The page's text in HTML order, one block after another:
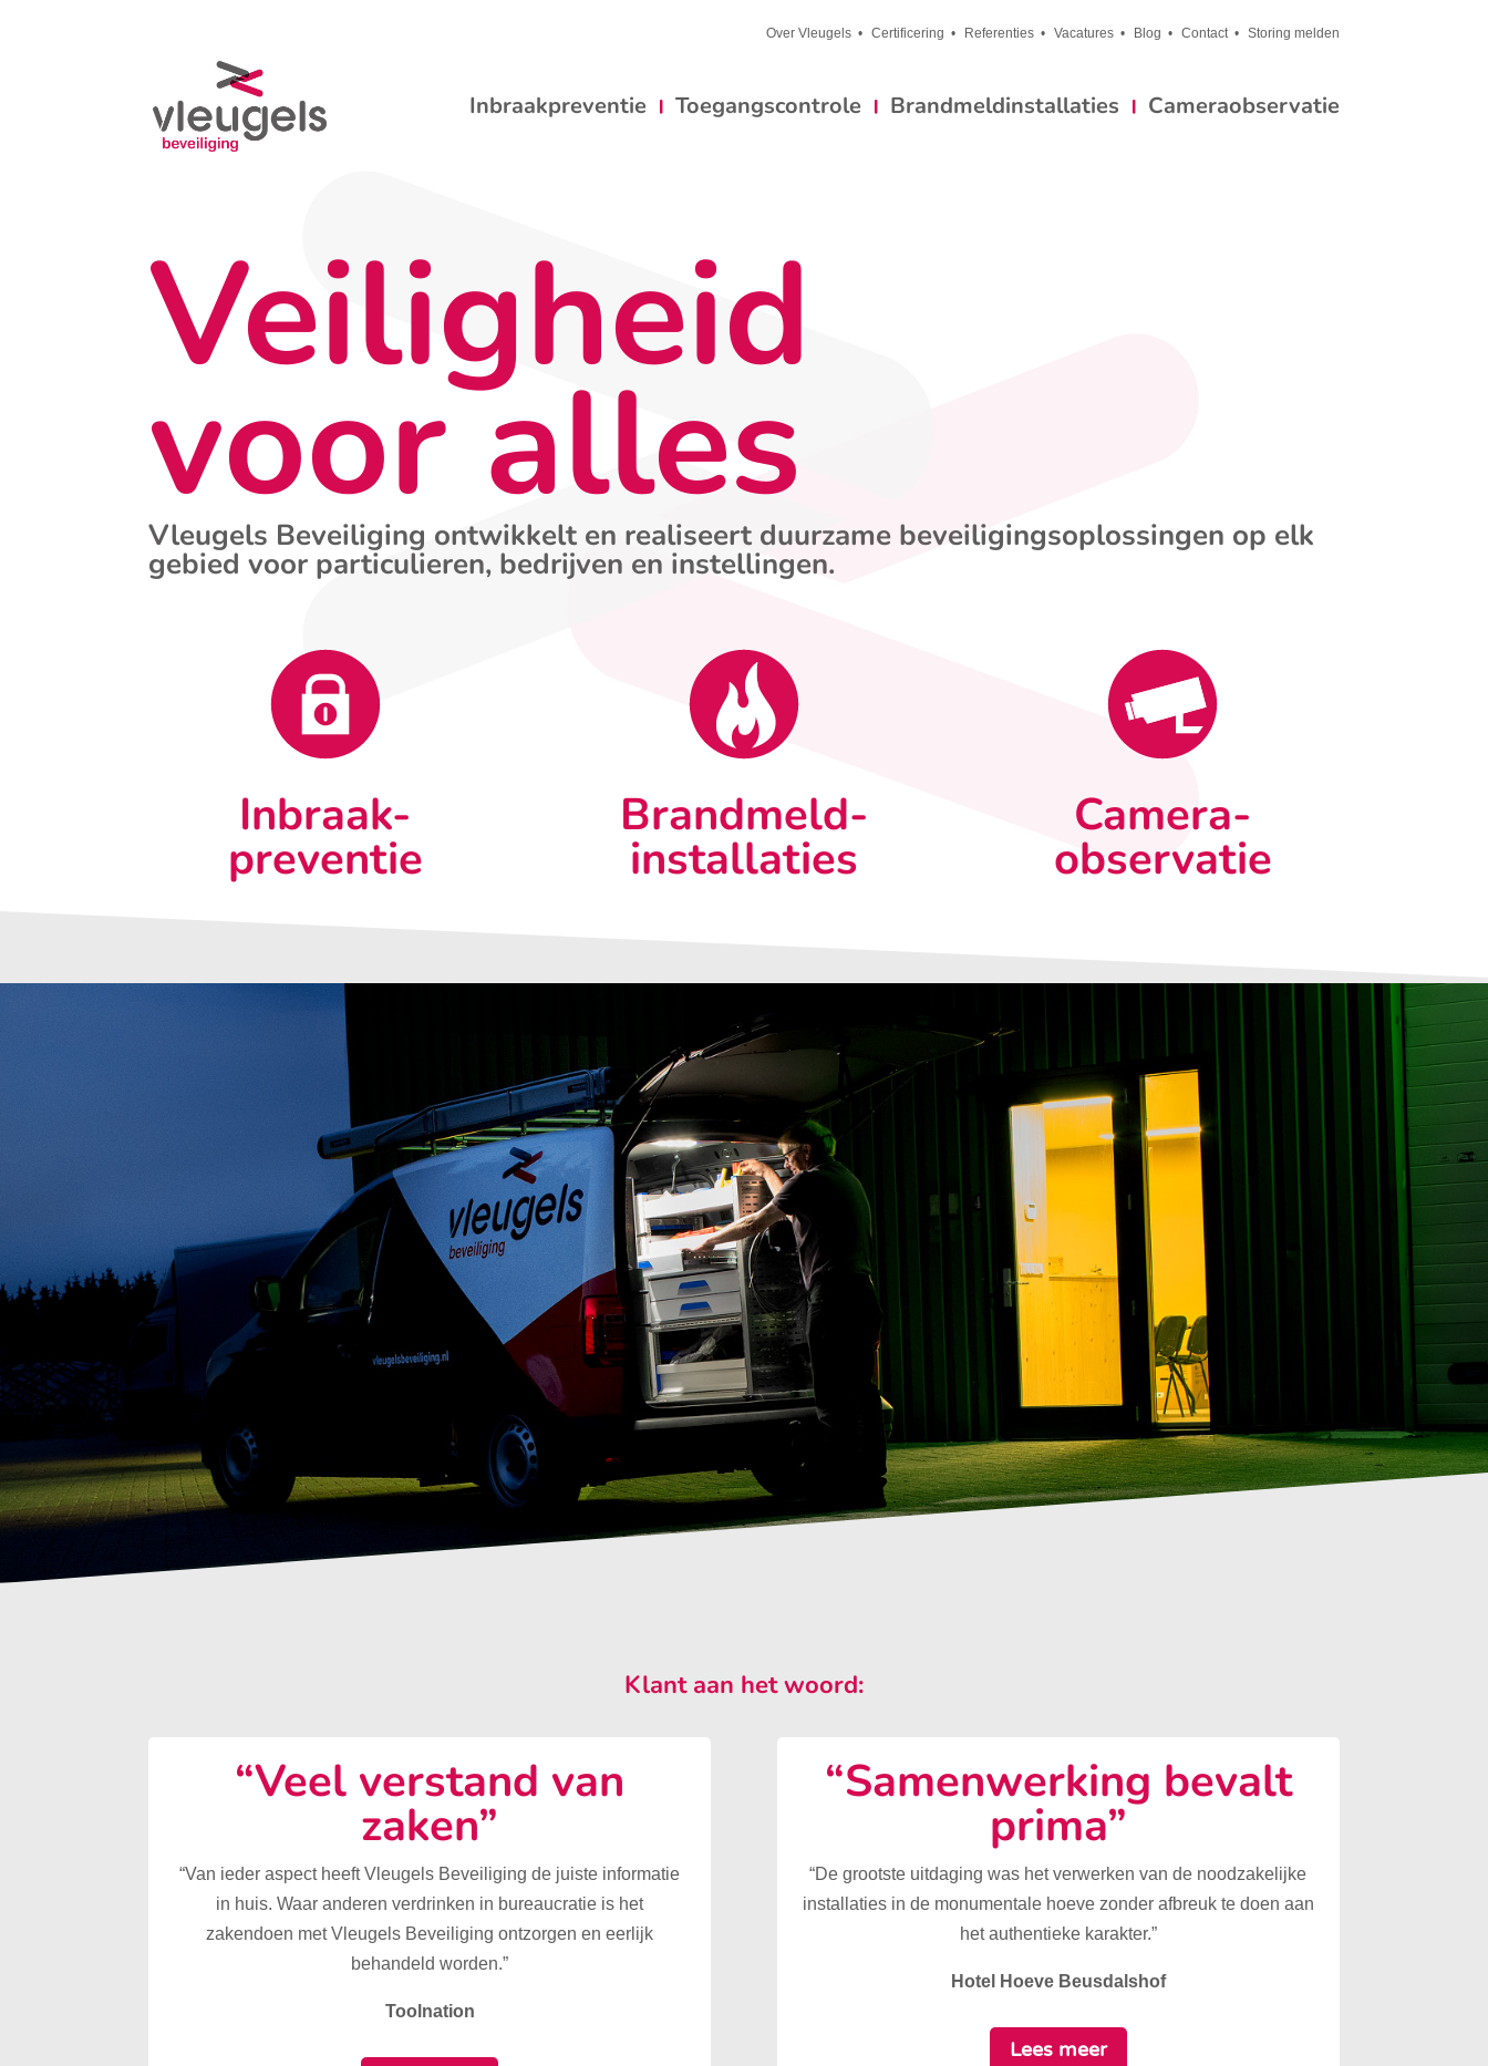
Over Vleugels Certificering Referenties Vacatures Blog Contact Storing melden
Inbraakpreventie Toegangscontrole Brandmeldinstallaties Cameraobservatie
Veiligheid
voor alles
Vleugels Beveiliging ontwikkelt en realiseert duurzame beveiligingsoplossingen op elk
gebied voor particulieren, bedrijven en instellingen.
Inbraak-
preventie
Brandmeld-
installaties
Camera-
observatie
Klant aan het woord:
“Veel verstand van
zaken”
“Van ieder aspect heeft Vleugels Beveiliging de juiste informatie
in huis. Waar anderen verdrinken in bureaucratie is het
zakendoen met Vleugels Beveiliging ontzorgen en eerlijk
behandeld worden.”
Toolnation
“Samenwerking bevalt
prima”
“De grootste uitdaging was het verwerken van de noodzakelijke
installaties in de monumentale hoeve zonder afbreuk te doen aan
het authentieke karakter.”
Hotel Hoeve Beusdalshof
Lees meer